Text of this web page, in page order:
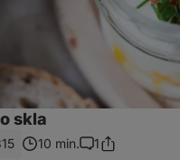
skla
10 min.
Komentáře
1Sdílet